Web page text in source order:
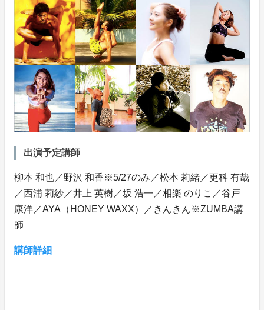
出演予定講師
柳本 和也／野沢 和香※5/27のみ／松本 莉緒／更科 有哉
／西浦 莉紗／井上 英樹／坂 浩一／相楽 のりこ／谷戸
康洋／AYA（HONEY WAXX）／きんきん※ZUMBA講
師
講師詳細